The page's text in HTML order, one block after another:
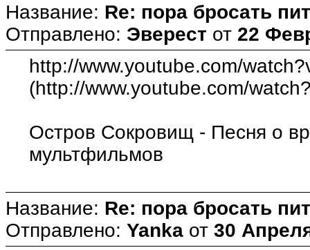
Название: Re: пора бросать
Отправлено: Эверест от 22
http://www.youtube.com/
(http://www.youtube.com/
Остров Сокровищ - Песня о
мультфильмов
Название: Re: пора бросать
Отправлено: Yanka от 30